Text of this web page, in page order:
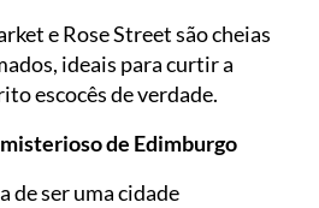
e Rose Street são cheias
ideais para curtir a
escocês de verdade.
de Edimburgo
de ser uma cidade